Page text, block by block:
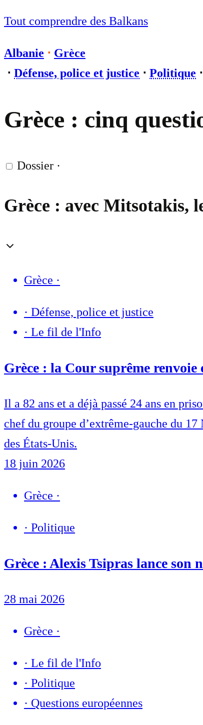
Tout comprendre des Balkans
Albanie ⋅ Grèce
⋅ Défense, police et justice ⋅ Politique ⋅
Grèce : cinq
Dossier ·
Grèce : avec Mitsotakis,
Grèce ·
· Défense, police et justice
· Le fil de l'Info
Grèce : la Cour suprême
Il a 82 ans et a déjà passé 24 ans en
chef du groupe d’extrême-gauche du
des États-Unis.
18 juin 2026
Grèce ·
· Politique
Grèce : Alexis Tsipras lance
28 mai 2026
Grèce ·
· Le fil de l'Info
· Politique
· Questions européennes